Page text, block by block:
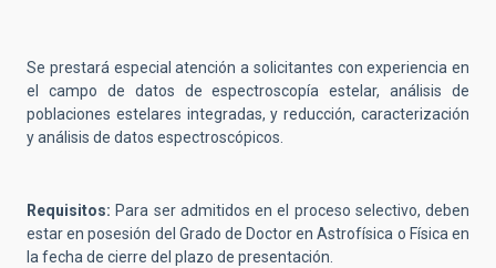
Se prestará especial atención a solicitantes con experiencia en
el campo de datos de espectroscopía estelar, análisis de
poblaciones estelares integradas, y reducción, caracterización
y análisis de datos espectroscópicos.
Requisitos: Para ser admitidos en el proceso selectivo, deben
estar en posesión del Grado de Doctor en Astrofísica o Física en
la fecha de cierre del plazo de presentación.